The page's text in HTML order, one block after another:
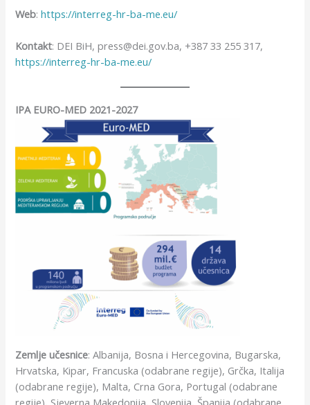
Web:https://interreg-hr-ba-me.eu/
Kontakt: DEI BiH, press@dei.gov.ba, +387 33 255 317,
https://interreg-hr-ba-me.eu/
IPA EURO-MED 2021-2027
Zemlje učesnice: Albanija, Bosna i Hercegovina, Bugarska,
Hrvatska, Kipar, Francuska (odabrane regije), Grčka, Italija
(odabrane regije), Malta, Crna Gora, Portugal (odabrane
regije), Sjeverna Makedonija, Slovenija, Španija (odabrane